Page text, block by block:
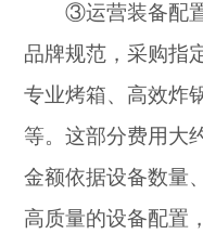
③运营装备配置
品牌规范，采购指
专业烤箱、高效炸
等。这部分费用大
金额依据设备数量
高质量的设备配置